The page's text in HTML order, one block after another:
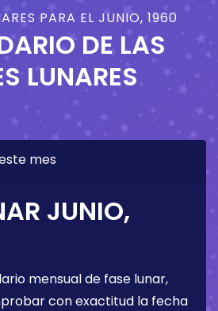
PARA EL JUNIO, 1960
DE LAS
LUNARES
mes
JUNIO,
mensual de fase lunar,
con exactitud la fecha